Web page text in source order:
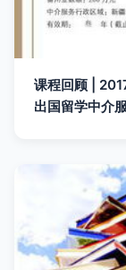
课程回顾 |
出国留学中介